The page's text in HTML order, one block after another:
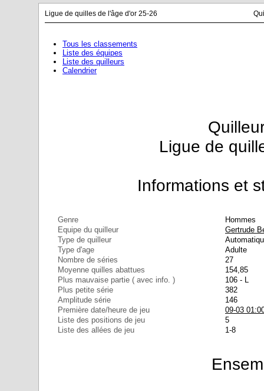
Ligue de quilles de l'âge d'or 25-26
Tous les classements
Liste des équipes
Liste des quilleurs
Calendrier
Ligue de
Informations et
Genre
Hommes
Equipe du quilleur
Gertrude
Type de quilleur
Type d'age
Adulte
Nombre de séries
27
Moyenne quilles abattues
154,85
Plus mauvaise partie ( avec info. )
106 - L
Plus petite série
382
Amplitude série
146
Première date/heure de jeu
09-03
Liste des positions de jeu
5
Liste des allées de jeu
1-8